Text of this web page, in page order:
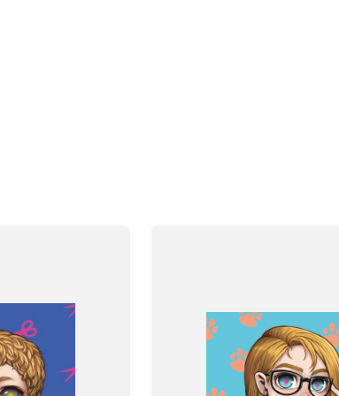
6. klasse 3. klasse 4. klasse 5. klasse 6.
Flergangsbog